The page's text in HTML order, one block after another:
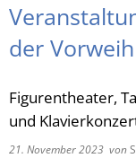
der
Figurentheater,
und
21. November 2023 von